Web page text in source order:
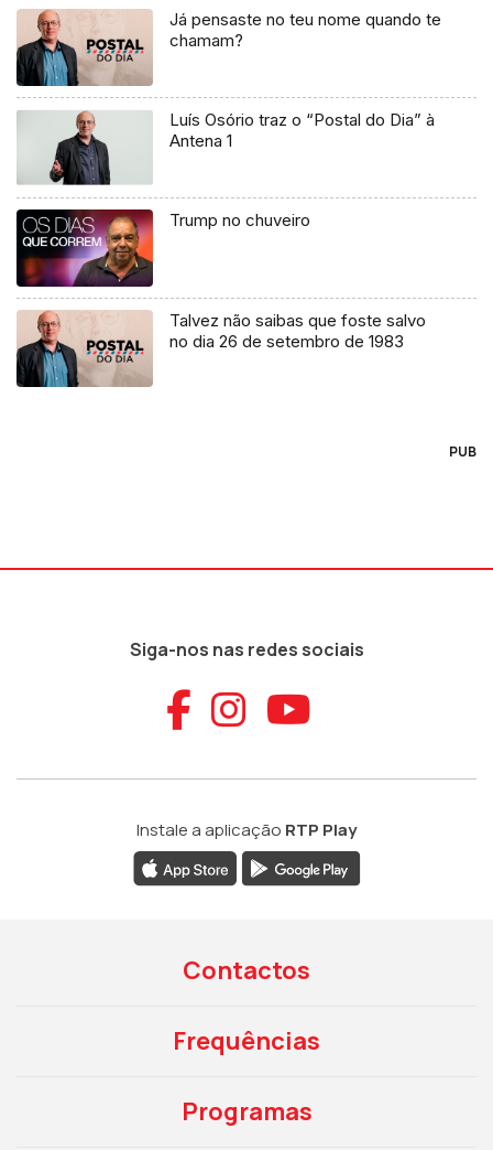
Já pensaste no teu nome quando te
chamam?
Luís Osório traz o “Postal do Dia” à
Antena 1
Trump no chuveiro
Talvez não saibas que foste salvo
no dia 26 de setembro de 1983
PUB
Siga-nos nas redes sociais
Aceder ao
Aceder ao
Aceder
Instale a aplicação RTP Play
Contactos
Frequências
Programas